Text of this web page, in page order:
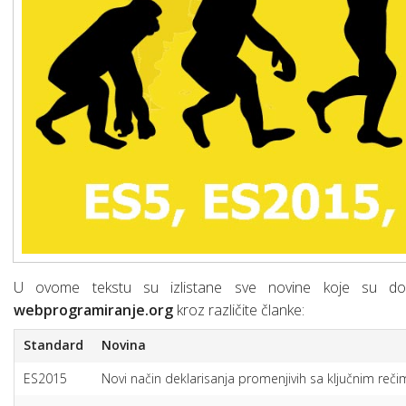
SQL osnovne naredbe (upiti)
Osnove linux-a za web developere
Šta je “Dependencies injection”?
Šta je SCRUM?
Web servisi (osnove)
Mrežni protokoli (osnove)
Mobilne aplikacije Razvoj mobilnih aplikacija
Hibridne mobilne aplikacije
Chrome DevTools
U ovome tekstu su izlistane sve novine koje su
webprogramiranje.org kroz različite članke:
Standard Novina
ES2015
Novi način deklarisanja promenjivih sa ključnim